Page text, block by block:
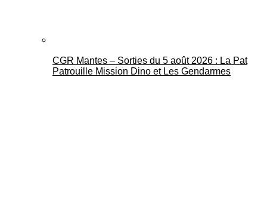
Mantes Actu
CGR Mantes – Sorties du 5 août 2026 : La Pat
Patrouille Mission Dino et Les Gendarmes